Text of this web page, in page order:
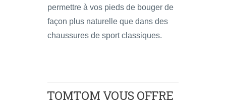
permettre à vos pieds de bouger de
façon plus naturelle que dans des
chaussures de sport classiques.
TOMTOM VOUS OFFRE